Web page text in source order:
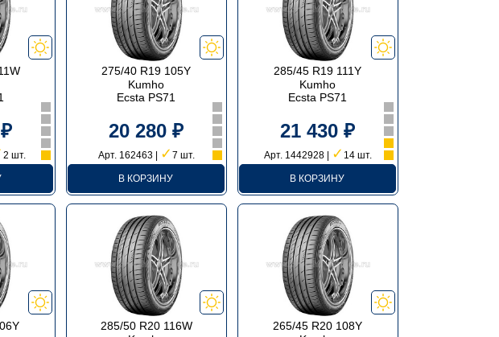
2 шт.
275/40 R19 105Y
Kumho
Ecsta PS71
20 280 ₽
Арт. 162463 | ✓ 7 шт.
В КОРЗИНУ
285/45 R19 111Y
Kumho
Ecsta PS71
21 430 ₽
Арт. 1442928 | ✓ 14 шт.
В КОРЗИНУ
285/50 R20 116W
265/45 R20 108Y